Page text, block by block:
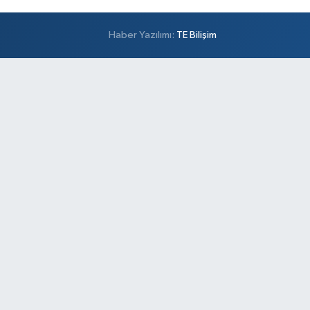
Haber Yazılımı: TE Bilişim